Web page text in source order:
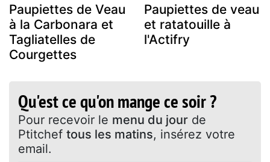
Paupiettes de Veau
à la Carbonara et
Tagliatelles de
Courgettes
Paupiettes de veau
et ratatouille à
l'Actifry
Qu'est ce qu'on mange ce soir ?
Pour recevoir le menu du jour de
Ptitchef tous les matins, insérez votre
email.